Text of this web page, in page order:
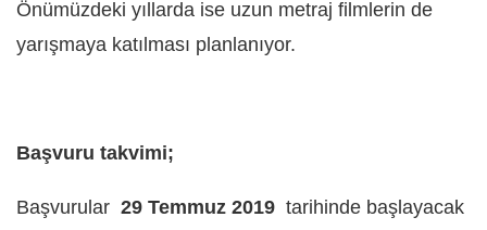
Önümüzdeki yıllarda ise uzun metraj filmlerin de
yarışmaya katılması planlanıyor.
Başvuru takvimi;
Başvurular 29 Temmuz 2019 tarihinde başlayacak